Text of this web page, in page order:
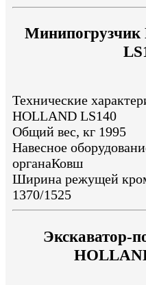
Технические
HOLLAND LS140
Общий вес, кг 1995
Навесное
органаКовш
Ширина режущей
1370/1525
Экскаватор-